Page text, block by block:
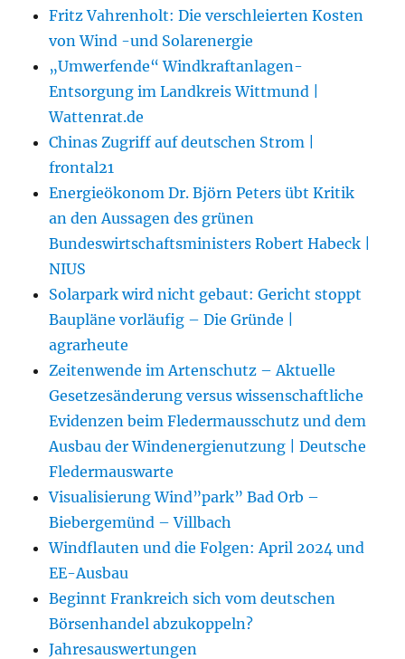
Fritz Vahrenholt: Die verschleierten Kosten
von Wind -und Solarenergie
„Umwerfende“ Windkraftanlagen-
Entsorgung im Landkreis Wittmund |
Wattenrat.de
Chinas Zugriff auf deutschen Strom |
frontal21
Energieökonom Dr. Björn Peters übt Kritik
an den Aussagen des grünen
Bundeswirtschaftsministers Robert Habeck |
NIUS
Solarpark wird nicht gebaut: Gericht stoppt
Baupläne vorläufig – Die Gründe |
agrarheute
Zeitenwende im Artenschutz – Aktuelle
Gesetzesänderung versus wissenschaftliche
Evidenzen beim Fledermausschutz und dem
Ausbau der Windenergienutzung | Deutsche
Fledermauswarte
Visualisierung Wind”park” Bad Orb –
Biebergemünd – Villbach
Windflauten und die Folgen: April 2024 und
EE-Ausbau
Beginnt Frankreich sich vom deutschen
Börsenhandel abzukoppeln?
Jahresauswertungen